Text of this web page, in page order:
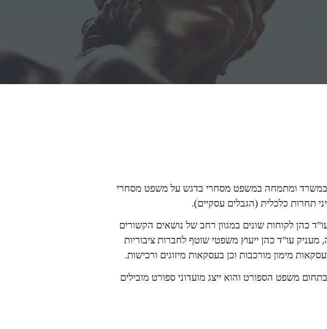
במשרד ומתמחה במשפט מסחרי בדגש על משפט מסחרי
תחרות כלכלית (הגבלים עסקיים).
כהן לקוחות שונים במגוון רחב של נושאים הקשורים
עו"ד כהן ייעוץ משפטי שוטף לחברות ציבוריות
מימון מורכבות וכן בעסקאות מיזוגים ורכישות.
משפט הספורט והוא ייצג מועדוני ספורט מובילים